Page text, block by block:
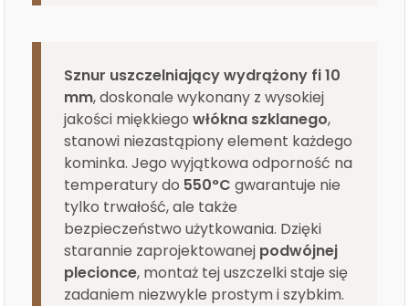
Sznur uszczelniający wydrążony fi 10
mm, doskonale wykonany z wysokiej
jakości miękkiegowłókna szklanego,
stanowi niezastąpiony element każdego
kominka. Jego wyjątkowa odporność na
temperatury do 550°C gwarantuje nie
tylko trwałość, ale także
bezpieczeństwo użytkowania. Dzięki
starannie zaprojektowanej podwójnej
plecionce, montaż tej uszczelki staje się
zadaniem niezwykle prostym i szybkim.